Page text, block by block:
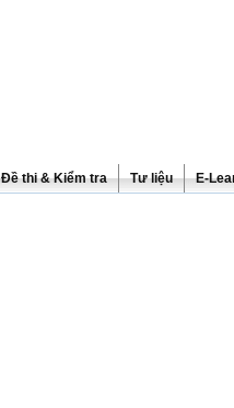
Đề thi & Kiểm tra Tư liệu E-